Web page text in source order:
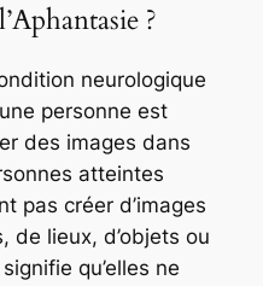
?
neurologique
personne est
des images dans
atteintes
pas créer d’images
de lieux, d’objets ou
qu’elles ne